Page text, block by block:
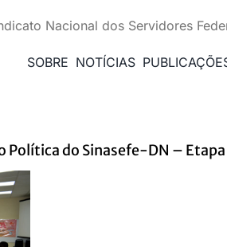
Nacional dos Servidores
SOBRE NOTÍCIAS
Política do Sinasefe-DN –